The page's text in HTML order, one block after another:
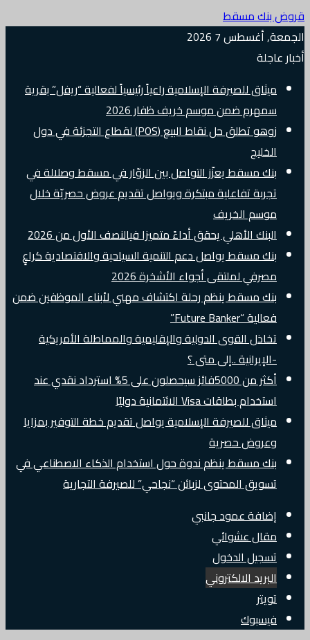
قروض بنك مسقط
الجمعة, أغسطس 7 2026
أخبار عاجلة
ميثاق للصيرفة الإسلامية راعياً رئيسياً لفعالية “ريفل” بقرية
سمهرم ضمن موسم خريف ظفار 2026
زوهو تطلق حل نقاط البيع (POS) لقطاع التجزئة في دول
الخليج
بنك مسقط يعزّز التواصل بين الزوّار في مسقط وصلالة في
تجربة تفاعلية مبتكرة ويواصل تقديم عروض حصريّة خلال
موسم الخريف
البنك الأهلي يحقق أداءً متميزا فيالنصف الأول من 2026
بنك مسقط يواصل دعم التنمية السياحية والاقتصادية كراعٍ
مصرفي لملتقى أجواء الأشخرة 2026
بنك مسقط ينظم رحلة اكتشاف مهني لأبناء الموظفين ضمن
فعالية “Future Banker”
تخاذل القوى الدولية والإقليمية والمماطلة الأمريكية
-الإيرانية ..إلى متى ؟
أكثر من 5000فائز سيحصلون على 5% استرداد نقدي عند
استخدام بطاقات Visa الائتمانية دوليًا
ميثاق للصيرفة الإسلامية يواصل تقديم خطة التوفير بمزايا
وعروض حصرية
بنك مسقط ينظم ندوة حول استخدام الذكاء الاصطناعي في
تسويق المحتوى لزبائن “نجاحي” للصيرفة التجارية
إضافة عمود جانبي
مقال عشوائي
تسجيل الدخول
البريد الالكتروني
تويتر
فيسبوك